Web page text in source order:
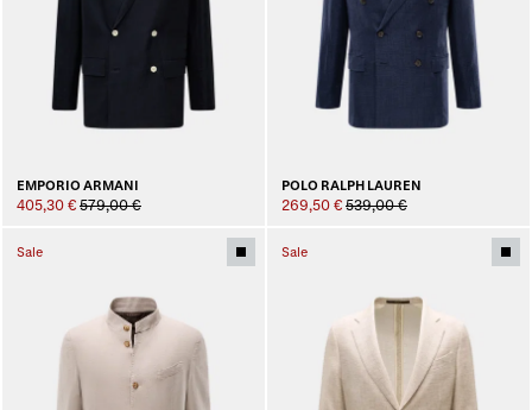
EMPORIO ARMANI
405,30 € 579,00 €
POLO RALPH LAUREN
269,50 € 539,00 €
Sale Sale